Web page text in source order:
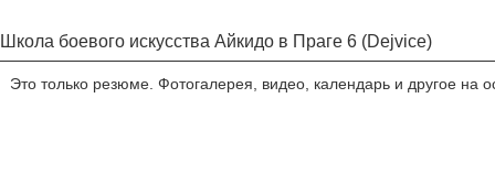
Школа боевого искусства Айкидо в Праге 6 (Dejvice)
Это только резюме. Фотогалерея, видео, календарь и другое на